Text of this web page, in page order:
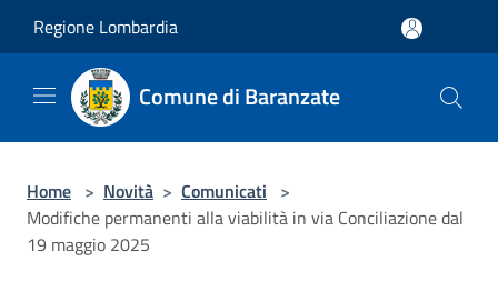
Regione Lombardia
Comune di Baranzate
Home > Novità > Comunicati >
Modifiche permanenti alla viabilità in via Conciliazione dal
19 maggio 2025